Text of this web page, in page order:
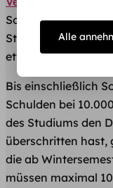
Somit ist ihre
Studierenden ohne
etwas mehr und
Bis einschließlich
Schulden bei
des Studiums den
überschritten hast,
die ab
müssen maximal
Alle